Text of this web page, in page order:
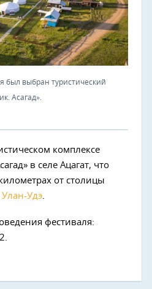
был выбран туристический
Асагад».
комплексе
в селе Ацагат, что
от столицы
Улан-Удэ.
фестиваля: